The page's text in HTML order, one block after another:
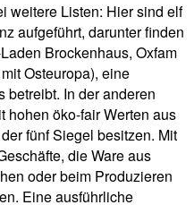
weitere Listen: Hier sind elf
aufgeführt, darunter finden
Brockenhaus, Oxfam
Osteuropa), eine
betreibt. In der anderen
hohen öko-fair Werten aus
fünf Siegel besitzen. Mit
die Ware aus
oder beim Produzieren
Eine ausführliche